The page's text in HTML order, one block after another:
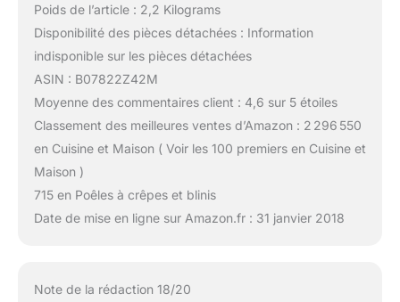
Poids de l’article : 2,2 Kilograms
Disponibilité des pièces détachées : Information
indisponible sur les pièces détachées
ASIN : B07822Z42M
Moyenne des commentaires client : 4,6 sur 5 étoiles
Classement des meilleures ventes d’Amazon : 2 296 550
en Cuisine et Maison ( Voir les 100 premiers en Cuisine et
Maison )
715 en Poêles à crêpes et blinis
Date de mise en ligne sur Amazon.fr : 31 janvier 2018
Note de la rédaction 18/20